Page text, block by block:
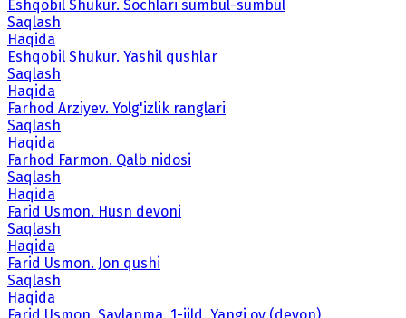
Eshqobil Shukur. Sochlari sumbul-sumbul
Saqlash
Haqida
Eshqobil Shukur. Yashil qushlar
Saqlash
Haqida
Farhod Arziyev. Yolg'izlik ranglari
Saqlash
Haqida
Farhod Farmon. Qalb nidosi
Saqlash
Haqida
Farid Usmon. Husn devoni
Saqlash
Haqida
Farid Usmon. Jon qushi
Saqlash
Haqida